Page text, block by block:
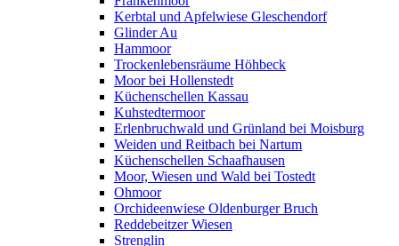
Kerbtal und Apfelwiese Gleschendorf
Glinder Au
Hammoor
Trockenlebensräume Höhbeck
Moor bei Hollenstedt
Küchenschellen Kassau
Kuhstedtermoor
Erlenbruchwald und Grünland bei Moisburg
Weiden und Reitbach bei Nartum
Küchenschellen Schaafhausen
Moor, Wiesen und Wald bei Tostedt
Ohmoor
Orchideenwiese Oldenburger Bruch
Reddebeitzer Wiesen
Strenglin